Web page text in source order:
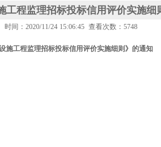
广东清远农村商业
中山市东凤人民医院
中山市小榄镇2026-
工程监理招标投标信用评价实施细
间：2020/11/24 15:06:45 查看次数：5748
施工程监理招标投标信用评价实施细则》的通知